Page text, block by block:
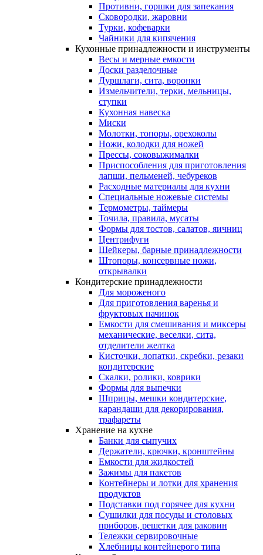
Противни, горшки для запекания
Сковородки, жаровни
Турки, кофеварки
Чайники для кипячения
Кухонные принадлежности и инструменты
Весы и мерные емкости
Доски разделочные
Дуршлаги, сита, воронки
Измельчители, терки, мельницы,
ступки
Кухонная навеска
Миски
Молотки, топоры, орехоколы
Ножи, колодки для ножей
Прессы, соковыжималки
Приспособления для приготовления
лапши, пельменей, чебуреков
Расходные материалы для кухни
Специальные ножевые системы
Термометры, таймеры
Точила, правила, мусаты
Формы для тостов, салатов, яичниц
Центрифуги
Шейкеры, барные принадлежности
Штопоры, консервные ножи,
открывалки
Кондитерские принадлежности
Для мороженого
Для приготовления варенья и
фруктовых начинок
Емкости для смешивания и миксеры
механические, веселки, сита,
отделители желтка
Кисточки, лопатки, скребки, резаки
кондитерские
Скалки, ролики, коврики
Формы для выпечки
Шприцы, мешки кондитерские,
карандаши для декорирования,
трафареты
Хранение на кухне
Банки для сыпучих
Держатели, крючки, кронштейны
Емкости для жидкостей
Зажимы для пакетов
Контейнеры и лотки для хранения
продуктов
Подставки под горячее для кухни
Сушилки для посуды и столовых
приборов, решетки для раковин
Тележки сервировочные
Хлебницы контейнерого типа